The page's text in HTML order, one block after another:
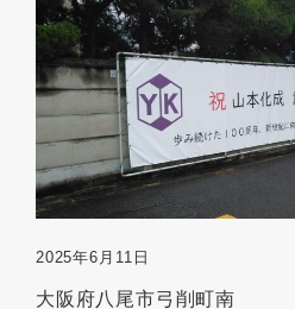
2025年6月11日
大阪府八尾市弓削町南